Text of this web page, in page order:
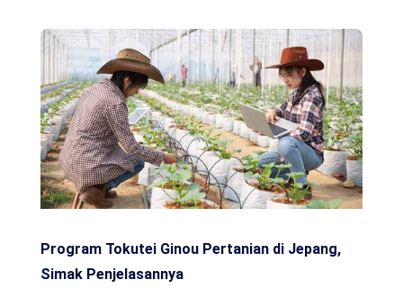
Program Tokutei Ginou Pertanian di Jepang,
Simak Penjelasannya